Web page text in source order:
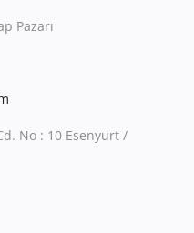
Pazarı
No : 10 Esenyurt /